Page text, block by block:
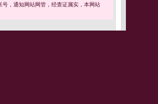
，通知网站网管，经查证属实，本网站